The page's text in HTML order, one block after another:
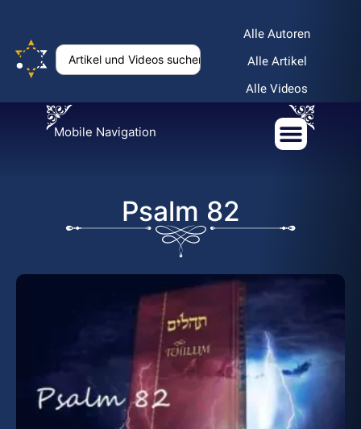
Alle Autoren
Alle Artikel
Alle Videos
Mobile Navigation
Psalm 82